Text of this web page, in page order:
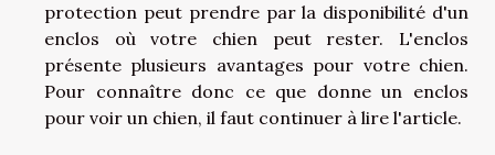
protection peut prendre par la disponibilité d'un
enclos où votre chien peut rester. L'enclos
présente plusieurs avantages pour votre chien.
Pour connaître donc ce que donne un enclos
pour voir un chien, il faut continuer à lire l'article.